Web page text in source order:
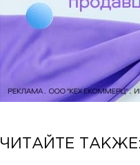
ЧИТАЙТЕ ТАКЖЕ: